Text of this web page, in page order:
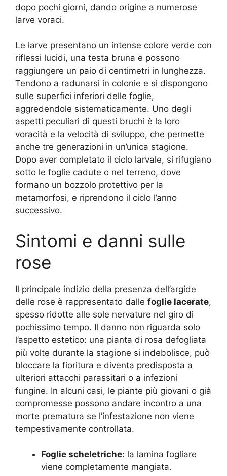
dopo pochi giorni, dando origine a numerose
larve voraci.
Le larve presentano un intense colore verde con
riflessi lucidi, una testa bruna e possono
raggiungere un paio di centimetri in lunghezza.
Tendono a radunarsi in colonie e si dispongono
sulle superfici inferiori delle foglie,
aggredendole sistematicamente. Uno degli
aspetti peculiari di questi bruchi è la loro
voracità e la velocità di sviluppo, che permette
anche tre generazioni in un’unica stagione.
Dopo aver completato il ciclo larvale, si rifugiano
sotto le foglie cadute o nel terreno, dove
formano un bozzolo protettivo per la
metamorfosi, e riprendono il ciclo l’anno
successivo.
Sintomi e danni sulle
rose
Il principale indizio della presenza dell’argide
delle rose è rappresentato dalle foglie lacerate,
spesso ridotte alle sole nervature nel giro di
pochissimo tempo. Il danno non riguarda solo
l’aspetto estetico: una pianta di rosa defogliata
più volte durante la stagione si indebolisce, può
bloccare la fioritura e diventa predisposta a
ulteriori attacchi parassitari o a infezioni
fungine. In alcuni casi, le piante più giovani o già
compromesse possono andare incontro a una
morte prematura se l’infestazione non viene
tempestivamente controllata.
Foglie scheletriche: la lamina fogliare
viene completamente mangiata.